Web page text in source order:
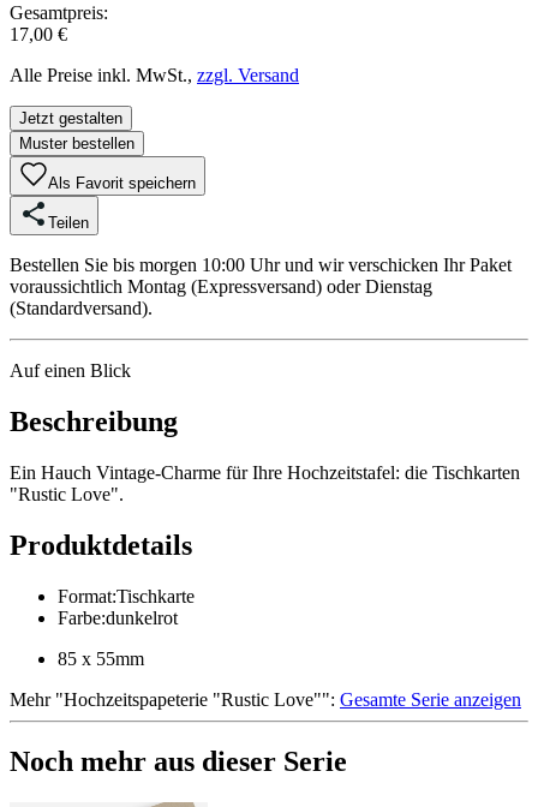
Gesamtpreis:
17,00 €
Alle Preise inkl. MwSt., zzgl. Versand
Jetzt gestalten
Muster bestellen
Als Favorit speichern
Teilen
Bestellen Sie bis morgen 10:00 Uhr und wir verschicken Ihr Paket
voraussichtlich Montag (Expressversand) oder Dienstag
(Standardversand).
Auf einen Blick
Beschreibung
Ein Hauch Vintage-Charme für Ihre Hochzeitstafel: die Tischkarten
"Rustic Love".
Produktdetails
Format:Tischkarte
Farbe:dunkelrot
85 x 55mm
Mehr"Hochzeitspapeterie "Rustic Love"": Gesamte Serie anzeigen
Noch mehr aus dieser Serie